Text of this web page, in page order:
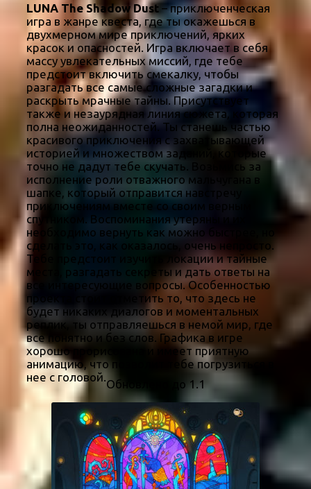
LUNA The Shadow Dust – приключенческая
игра в жанре квеста, где ты окажешься в
двухмерном мире приключений, ярких
красок и опасностей. Игра включает в себя
массу увлекательных миссий, где тебе
предстоит включить смекалку, чтобы
разгадать все самые сложные загадки и
раскрыть мрачные тайны. Присутствует
также и незаурядная линия сюжета, которая
полна неожиданностей. Ты станешь частью
красивого приключения с захватывающей
историей и множеством заданий, которые
точно не дадут тебе скучать. Возьмись за
исполнение роли отважного мальчугана в
шапке, который отправится навстречу
приключениям вместе со своим верным
спутником. Воспоминания утеряны и их
необходимо вернуть как можно быстрее, но
сделать это, как оказалось, очень непросто.
Тебе предстоит изучить локации и тайные
места, разгадать секреты и дать ответы на
все интересующие вопросы. Особенностью
проекта стоит отметить то, что здесь не
будет никаких диалогов и моментальных
реплик, ты отправляешься в немой мир, где
все понятно и без слов. Графика в игре
хорошо прорисована и имеет приятную
анимацию, что позволит тебе погрузиться в
нее с головой.
Обновлено до 1.1